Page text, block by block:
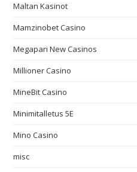
Maltan Kasinot
Mamzinobet Casino
Megapari New Casinos
Millioner Casino
MineBit Casino
Minimitalletus 5E
Mino Casino
misc